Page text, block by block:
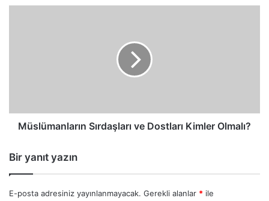
Müslümanların Sırdaşları ve Dostları Kimler Olmalı?
Bir yanıt yazın
E-posta adresiniz yayınlanmayacak. Gerekli alanlar * ile